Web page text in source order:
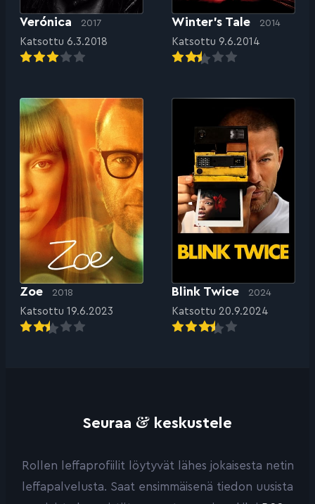
Verónica 2017
Katsottu 6.3.2018
Winter’s Tale 2014
Katsottu 9.6.2014
Zoe 2018
Katsottu 19.6.2023
Blink Twice 2024
Katsottu 20.9.2024
Seuraa & keskustele
Rollen leffaprofiilit löytyvät lähes jokaisesta netin
leffapalvelusta. Saat ensimmäisenä tiedon uusista